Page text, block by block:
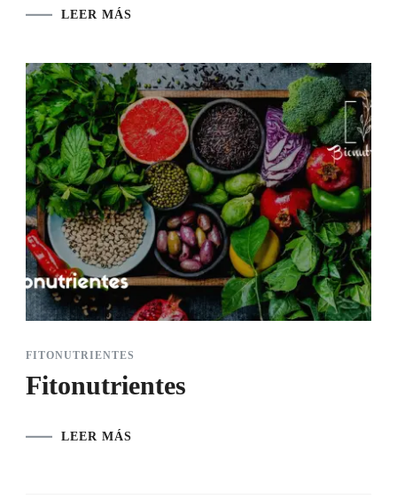
LEER MÁS
FITONUTRIENTES
Fitonutrientes
LEER MÁS